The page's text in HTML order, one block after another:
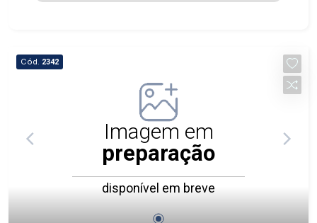
Cód. 2342
Imagem em
preparação
disponível em breve